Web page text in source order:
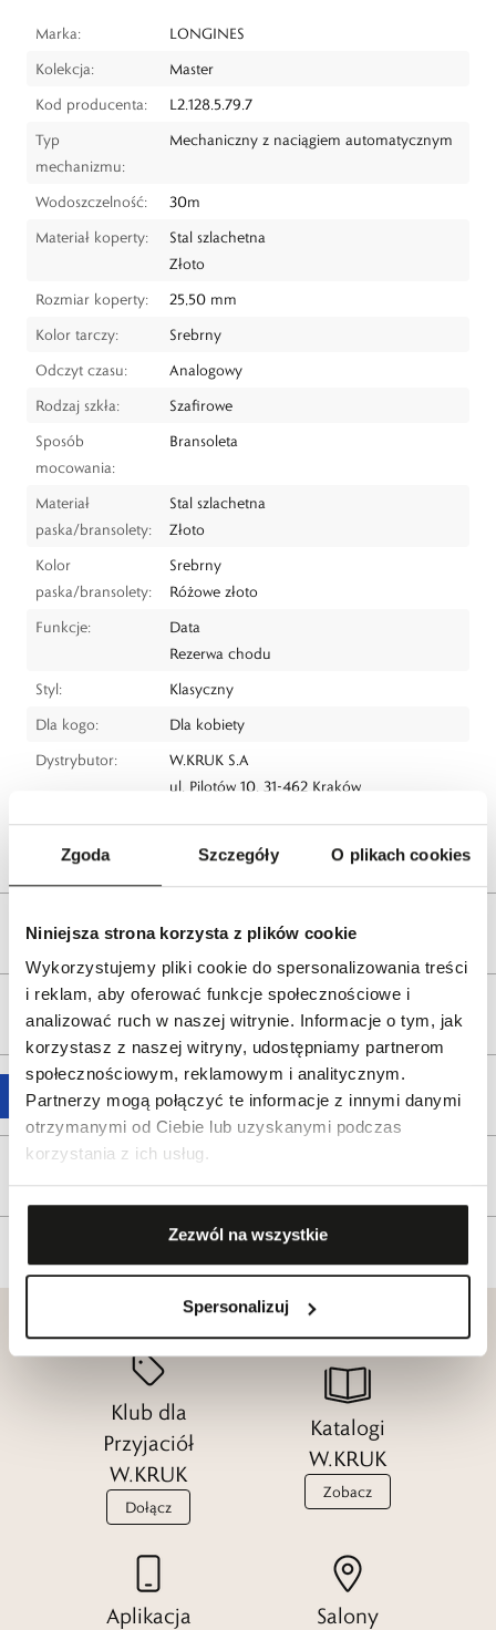
Zgoda Szczegóły O plikach cookies
Niniejsza strona korzysta z plików cookie
Wykorzystujemy pliki cookie do spersonalizowania treści
i reklam, aby oferować funkcje społecznościowe i
analizować ruch w naszej witrynie. Informacje o tym, jak
korzystasz z naszej witryny, udostępniamy partnerom
społecznościowym, reklamowym i analitycznym.
Partnerzy mogą połączyć te informacje z innymi danymi
otrzymanymi od Ciebie lub uzyskanymi podczas
korzystania z ich usług.
Zezwól na wszystkie
Spersonalizuj
Marka:
LONGINES
Kolekcja:
Master
Kod producenta:
L2.128.5.79.7
Typ
mechanizmu:
Mechaniczny z naciągiem automatycznym
Wodoszczelność:
30m
Materiał koperty:
Stal szlachetna
Złoto
Rozmiar koperty:
25,50 mm
Kolor tarczy:
Srebrny
Odczyt czasu:
Analogowy
Rodzaj szkła:
Szafirowe
Sposób
mocowania:
Bransoleta
Materiał
paska/bransolety:
Stal szlachetna
Złoto
Kolor
paska/bransolety:
Srebrny
Różowe złoto
Funkcje:
Data
Rezerwa chodu
Styl:
Klasyczny
Dla kogo:
Dla kobiety
Dystrybutor:
W.KRUK S.A
ul. Pilotów 10, 31-462 Kraków
Bezpieczeństwo:
Informacje o bezpieczeństwie
Opis produktu
Wysyłka
Reklamacje i zwroty
Klub dla
Przyjaciół
W.KRUK
Dołącz
Katalogi
W.KRUK
Zobacz
Aplikacja
Salony